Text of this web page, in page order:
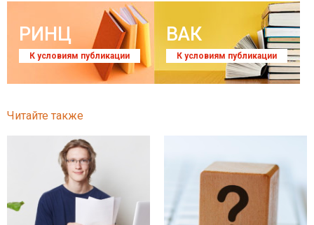
РИНЦ
К условиям публикации
ВАК
К условиям публикации
Читайте также